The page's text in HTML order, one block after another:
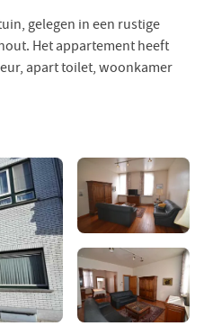
gelegen in een rustige
Het appartement heeft
apart toilet, woonkamer